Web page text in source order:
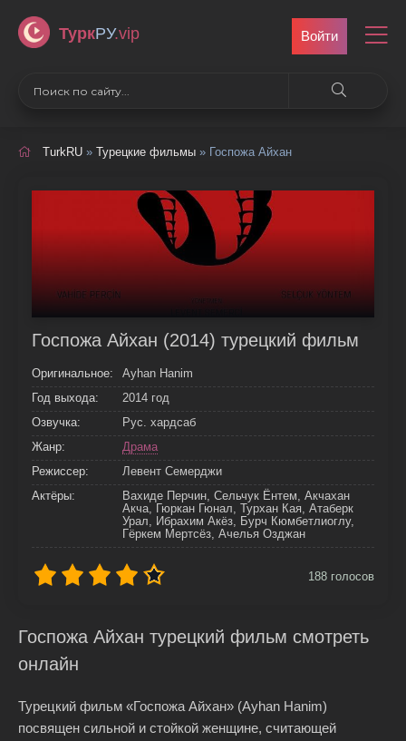
ТуркРУ.vip Войти
TurkRU » Турецкие фильмы » Госпожа Айхан
Госпожа Айхан (2014) турецкий фильм
Оригинальное:
Ayhan Hanim
Год выхода:
2014 год
Озвучка:
Рус. хардсаб
Жанр:
Драма
Режиссер:
Левент Семерджи
Актёры:
Вахиде Перчин, Сельчук Ёнтем, Акчахан
Акча, Гюркан Гюнал, Турхан Кая, Атаберк
Урал, Ибрахим Акёз, Бурч Кюмбетлиоглу,
Гёркем Мертсёз, Ачелья Озджан
188 голосов
Госпожа Айхан турецкий фильм смотреть
онлайн
Турецкий фильм «Госпожа Айхан» (Ayhan Hanim)
посвящен сильной и стойкой женщине, считающей